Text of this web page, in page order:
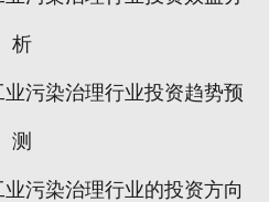
析
污染治理行业投资趋势预
测
污染治理行业的投资方向